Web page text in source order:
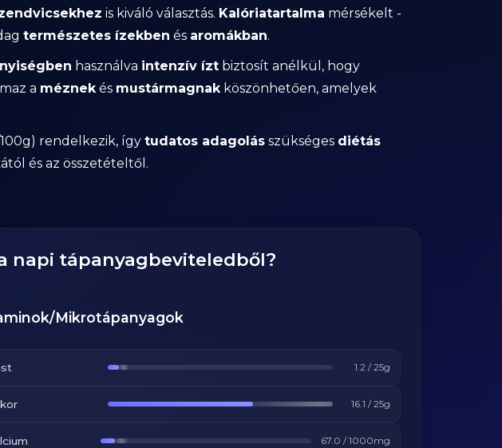
is kiváló választás. Kalóriatartalma mérsékelt -
természetes ízekben és aromákban.
használva intenzív ízt biztosít anélkül, hogy
a méznek és mustármagnak köszönhetően, amelyek
100g) rendelkezik, így tudatos adagolás szükséges diétás
és az összetételtől.
napi tápanyagbeviteledből?
Mikrotápanyagok
1.2 /25g
16.1 /25g
67.0 /1000mg